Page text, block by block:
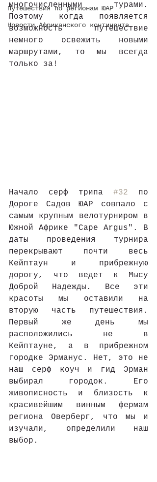
Путешествия по регионам ЮАР
Новости Африканского континента
многочисленными турами.
Поэтому когда появляется
возможность путешествие
немного освежить новыми
маршрутами, то мы всегда
только за!
Начало серф трипа #32 по
Дороге Садов ЮАР совпало с
самым крупным велотурниром в
Южной Африке "Cape Argus". В
даты проведения турнира
перекрывают почти весь
Кейптаун и прибрежную
дорогу, что ведет к Мысу
Доброй Надежды. Все эти
красоты мы оставили на
вторую часть путешествия.
Первый же день мы
расположились не в
Кейптауне, а в прибрежном
городке Эрманус. Нет, это не
наш серф коуч и гид Эрман
выбирал городок. Его
живописность и близость к
красивейшим винным фермам
региона Оверберг, что мы и
изучали, определили наш
выбор.